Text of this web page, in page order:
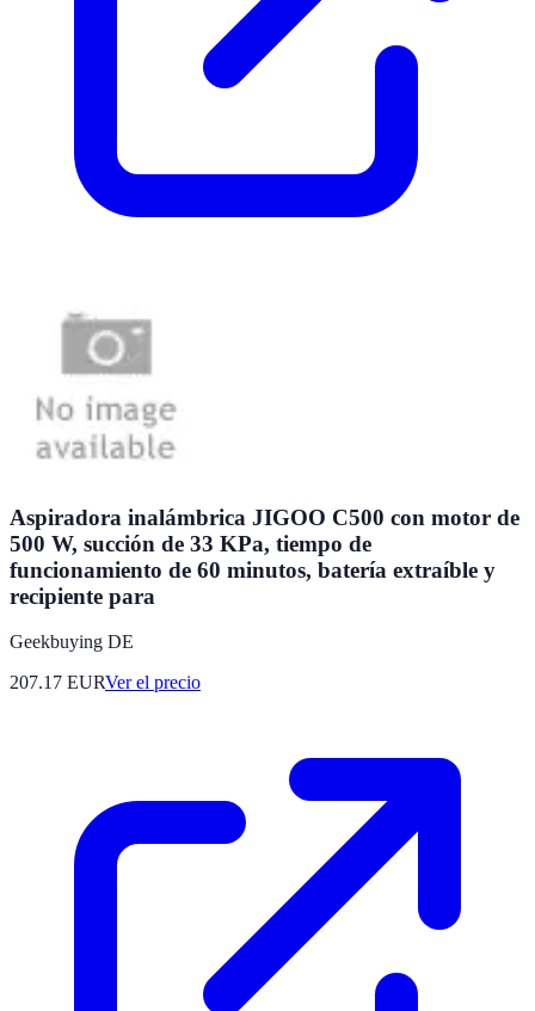
Aspiradora inalámbrica JIGOO C500 con motor de
500 W, succión de 33 KPa, tiempo de
funcionamiento de 60 minutos, batería extraíble y
recipiente para
Geekbuying DE
207.17 EURVer el precio